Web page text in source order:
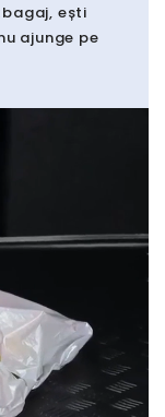
ești
ajunge pe